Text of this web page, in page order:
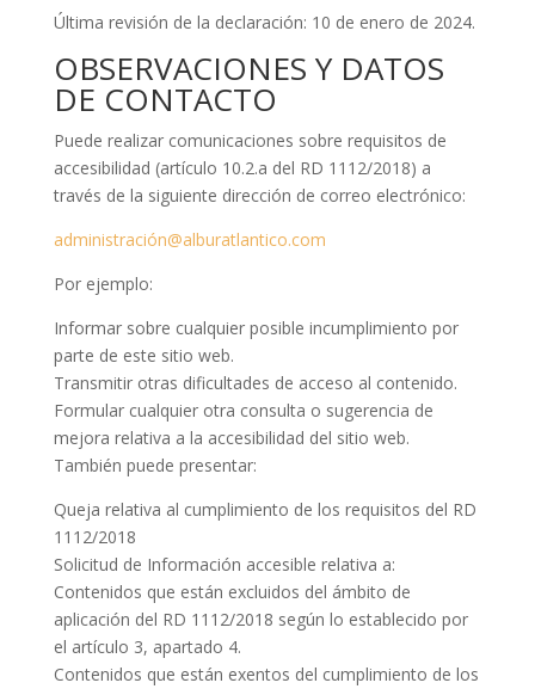
Última revisión de la declaración: 10 de enero de 2024.
OBSERVACIONES Y DATOS
DE CONTACTO
Puede realizar comunicaciones sobre requisitos de
accesibilidad (artículo 10.2.a del RD 1112/2018) a
través de la siguiente dirección de correo electrónico:
administración@alburatlantico.com
Por ejemplo:
Informar sobre cualquier posible incumplimiento por
parte de este sitio web.
Transmitir otras dificultades de acceso al contenido.
Formular cualquier otra consulta o sugerencia de
mejora relativa a la accesibilidad del sitio web.
También puede presentar:
Queja relativa al cumplimiento de los requisitos del RD
1112/2018
Solicitud de Información accesible relativa a:
Contenidos que están excluidos del ámbito de
aplicación del RD 1112/2018 según lo establecido por
el artículo 3, apartado 4.
Contenidos que están exentos del cumplimiento de los